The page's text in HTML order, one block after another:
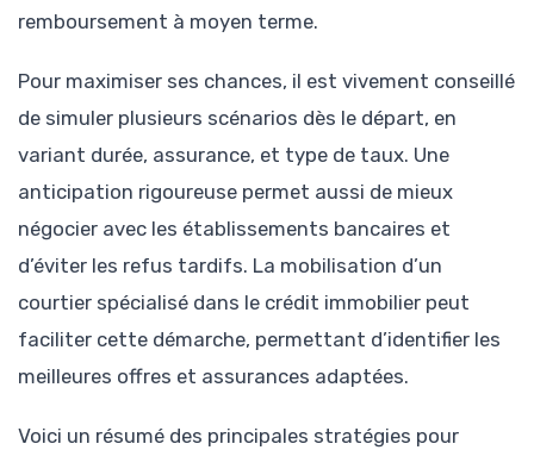
remboursement à moyen terme.
Pour maximiser ses chances, il est vivement conseillé
de simuler plusieurs scénarios dès le départ, en
variant durée, assurance, et type de taux. Une
anticipation rigoureuse permet aussi de mieux
négocier avec les établissements bancaires et
d’éviter les refus tardifs. La mobilisation d’un
courtier spécialisé dans le crédit immobilier peut
faciliter cette démarche, permettant d’identifier les
meilleures offres et assurances adaptées.
Voici un résumé des principales stratégies pour